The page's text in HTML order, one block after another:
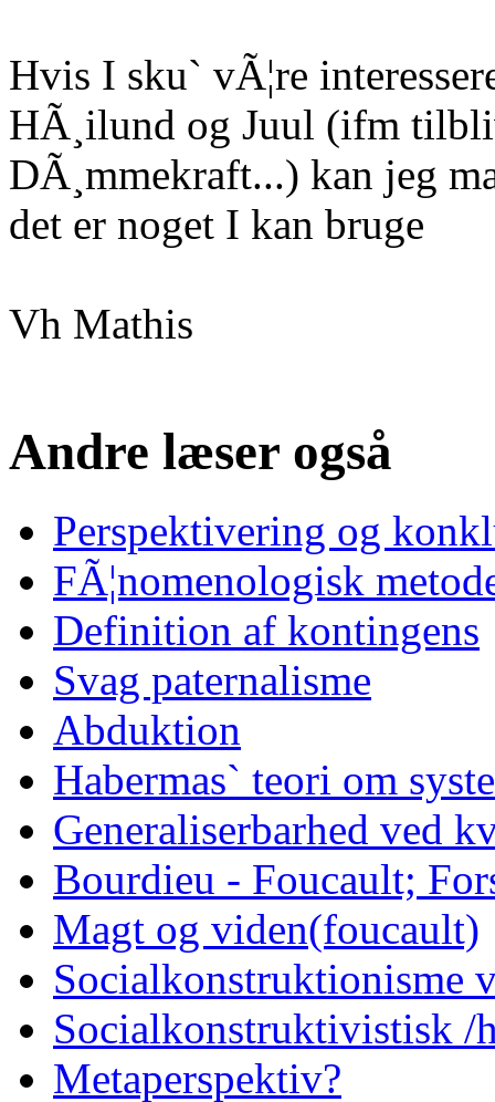
Hvis I sku` vÃ¦re
HÃ¸ilund og Juul (ifm
DÃ¸mmekraft...) kan jeg
det er noget I kan bruge
Vh Mathis
Andre læser også
Perspektivering og
FÃ¦nomenologisk
Definition af kontingens
Svag paternalisme
Abduktion
Habermas` teori om
Generaliserbarhed ved
Bourdieu - Foucault;
Magt og viden(foucault)
Socialkonstruktionisme
Socialkonstruktivistisk /
Metaperspektiv?